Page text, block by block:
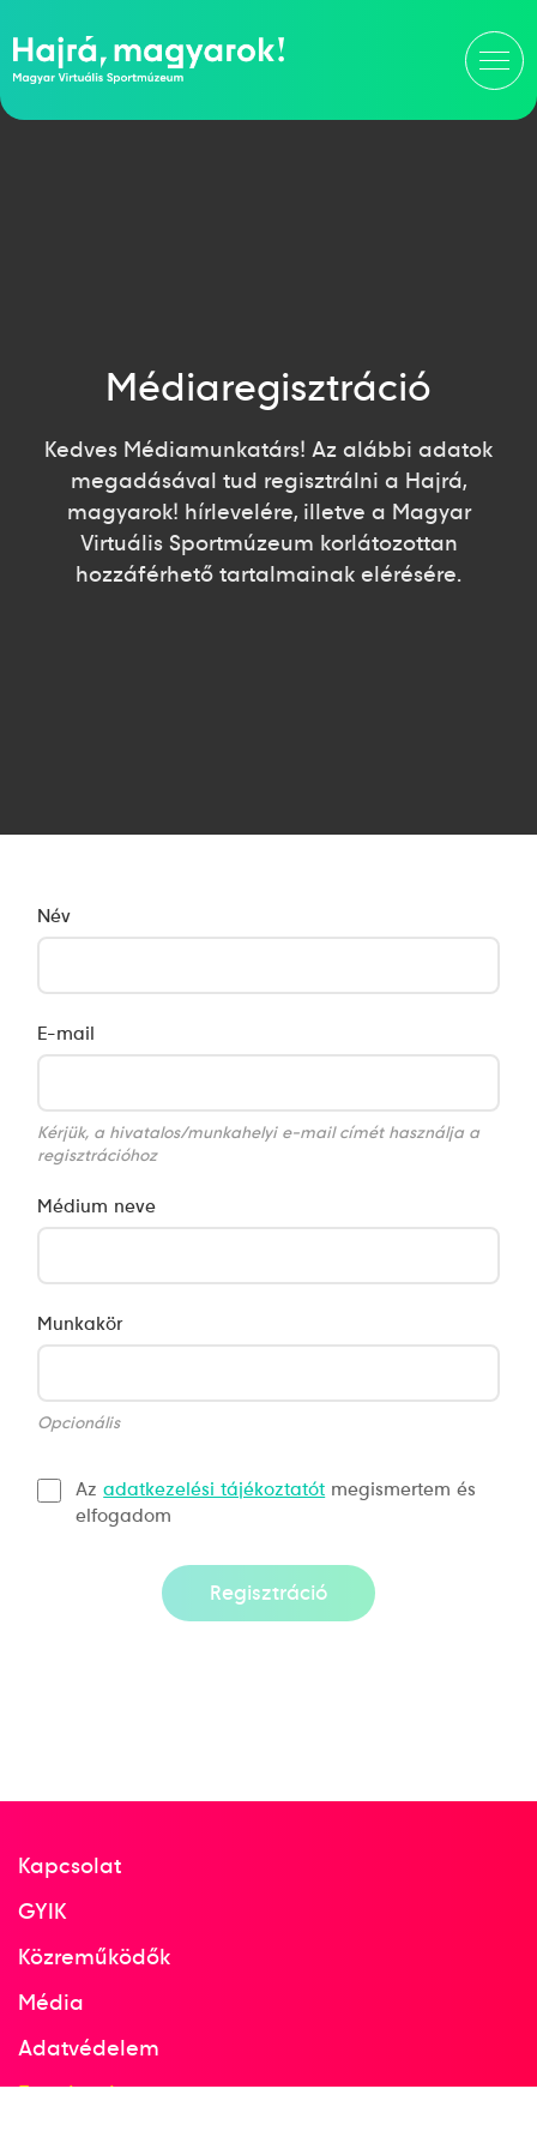
Médiaregisztráció
Kedves Médiamunkatárs! Az alábbi adatok
megadásával tud regisztrálni a Hajrá,
magyarok! hírlevelére, illetve a Magyar
Virtuális Sportmúzeum korlátozottan
hozzáférhető tartalmainak elérésére.
Név
E-mail
Kérjük, a hivatalos/munkahelyi e-mail címét használja a
regisztrációhoz
Médium neve
Munkakör
Opcionális
Azadatkezelési tájékoztatót megismertem és
elfogadom
Regisztráció
Kapcsolat
GYIK
Közreműködők
Média
Adatvédelem
Facebook